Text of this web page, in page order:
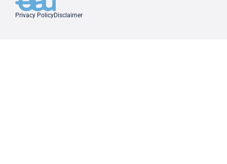
Privacy PolicyDisclaimer